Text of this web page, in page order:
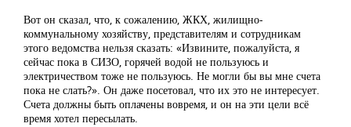
Вот он сказал, что, к сожалению, ЖКХ, жилищно-
коммунальному хозяйству, представителям и сотрудникам
этого ведомства нельзя сказать: «Извините, пожалуйста, я
сейчас пока в СИЗО, горячей водой не пользуюсь и
электричеством тоже не пользуюсь. Не могли бы вы мне счета
пока не слать?». Он даже посетовал, что их это не интересует.
Счета должны быть оплачены вовремя, и он на эти цели всё
время хотел пересылать.